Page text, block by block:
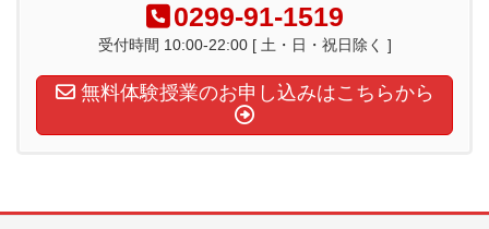
0299-91-1519
受付時間 10:00-22:00 [ 土・日・祝日除く ]
無料体験授業のお申し込みはこちらから